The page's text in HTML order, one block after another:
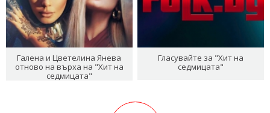
Галена и Цветелина Янева
отново на върха на "Хит на
седмицата"
Гласувайте за "Хит на
седмицата"